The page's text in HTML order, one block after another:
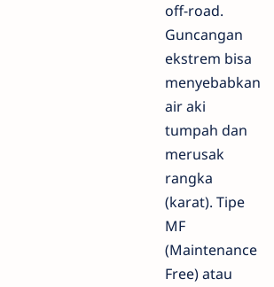
off-road.
Guncangan
ekstrem bisa
menyebabkan
air aki
tumpah dan
merusak
rangka
(karat). Tipe
MF
(Maintenance
Free) atau